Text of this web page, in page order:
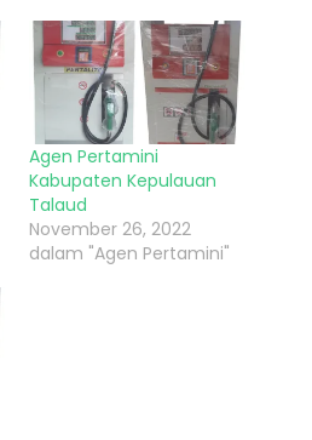
Agen Pertamini
Kabupaten Kepulauan
Talaud
November 26, 2022
dalam "Agen Pertamini"